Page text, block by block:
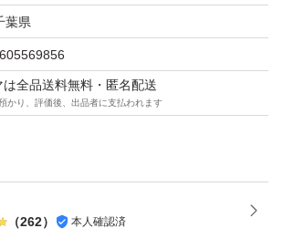
葉県
全品送料無料・匿名配送
かり、評価後、出品者に支払われます
（262） 本人確認済